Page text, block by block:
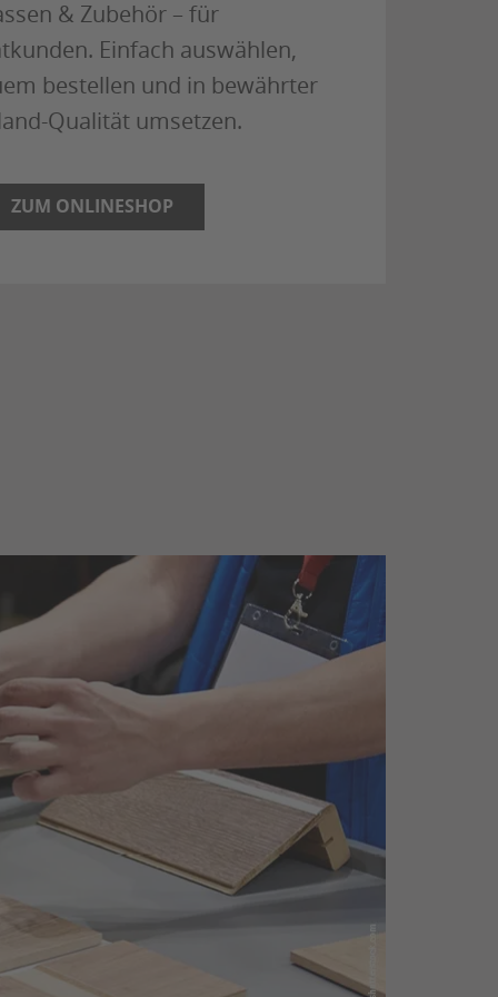
& Zubehör – für
Einfach auswählen,
bestellen und in bewährter
Qualität umsetzen.
ZUM ONLINESHOP